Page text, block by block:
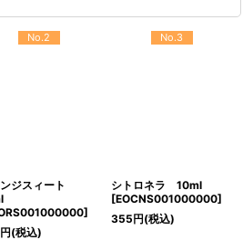
No.2
ジスィート
]
円(税込)
No.3
シトロネラ 10ml
[EOCNS001000000]
355円(税込)